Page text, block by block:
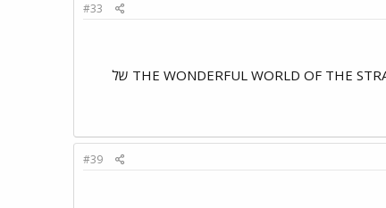
#33
להמליץ? כן... למען האמת כל אלבומי SHACK (ראה רשימה ב ALLMUSIC) ואת: THE WONDERFUL WORLD OF THE STRANDS של
#39